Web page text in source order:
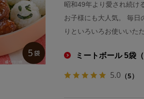
昭和49年より愛され続け
お子様にも大人気。 毎日
りといろいろお使いいた
ミートボール 5袋（
5.0 （5）